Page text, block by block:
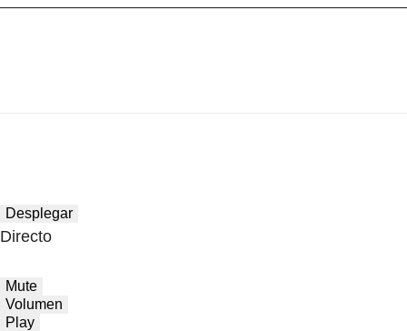
Desplegar
Directo
Mute
Volumen
Play